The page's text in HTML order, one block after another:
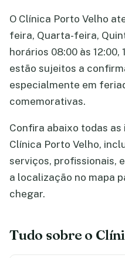
O Clínica Porto Velho
feira, Quarta-feira,
horários 08:00 às 12:00,
estão sujeitos a
especialmente em
comemorativas.
Confira abaixo todas
Clínica Porto Velho,
serviços, profissionais,
a localização no mapa
chegar.
Tudo sobre o